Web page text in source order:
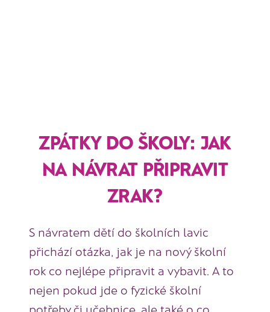
ZPÁTKY DO ŠKOLY: JAK
NA NÁVRAT PŘIPRAVIT
ZRAK?
S návratem dětí do školních lavic
přichází otázka, jak je na nový školní
rok co nejlépe připravit a vybavit. A to
nejen pokud jde o fyzické školní
potřeby či učebnice, ale také o co